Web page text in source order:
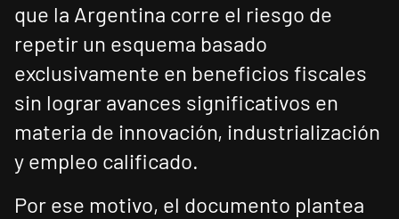
que la Argentina corre el riesgo de
repetir un esquema basado
exclusivamente en beneficios fiscales
sin lograr avances significativos en
materia de innovación, industrialización
y empleo calificado.
Por ese motivo, el documento plantea